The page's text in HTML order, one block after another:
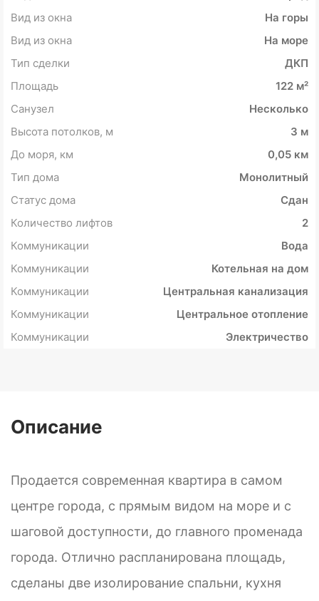
Вид из окна
На горы
Вид из окна
На море
Тип сделки
ДКП
Площадь
122 м²
Санузел
Несколько
Высота потолков, м
3 м
До моря, км
0,05 км
Тип дома
Монолитный
Статус дома
Сдан
Количество лифтов
2
Коммуникации
Вода
Коммуникации
Котельная на дом
Коммуникации
Центральная канализация
Коммуникации
Центральное отопление
Коммуникации
Электричество
Описание
Продается современная квартира в самом
центре города, с прямым видом на море и с
шаговой доступности, до главного променада
города. Отлично распланирована площадь,
сделаны две изолирование спальни, кухня